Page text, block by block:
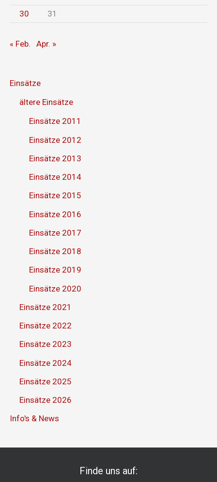
30
31
« Feb. Apr. »
Einsätze
ältere Einsätze
Einsätze 2011
Einsätze 2012
Einsätze 2013
Einsätze 2014
Einsätze 2015
Einsätze 2016
Einsätze 2017
Einsätze 2018
Einsätze 2019
Einsätze 2020
Einsätze 2021
Einsätze 2022
Einsätze 2023
Einsätze 2024
Einsätze 2025
Einsätze 2026
Info's & News
Finde uns auf: